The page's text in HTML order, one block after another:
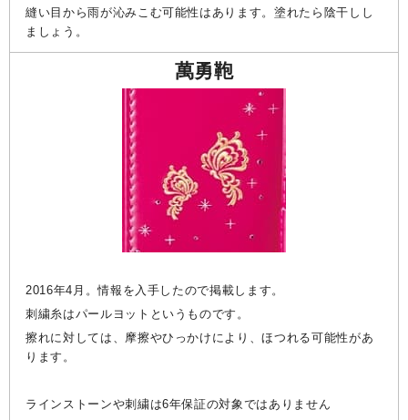
縫い目から雨が沁みこむ可能性はあります。塗れたら陰干しし
ましょう。
萬勇鞄
2016年4月。情報を入手したので掲載します。
刺繍糸はパールヨットというものです。
擦れに対しては、摩擦やひっかけにより、ほつれる可能性があ
ります。
ラインストーンや刺繍は6年保証の対象ではありません